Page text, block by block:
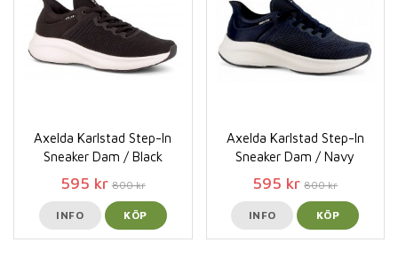
Axelda Karlstad Step-In
Sneaker Dam / Black
595 kr 800 kr
INFO KÖP
Axelda Karlstad Step-In
Sneaker Dam / Navy
595 kr 800 kr
INFO KÖP